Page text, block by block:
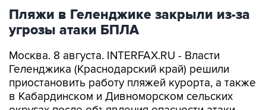
Пляжи в Геленджике закрыли из-за
угрозы атаки БПЛА
Москва. 8 августа. INTERFAX.RU - Власти
Геленджика (Краснодарский край) решили
приостановить работу пляжей курорта, а также
в Кабардинском и Дивноморском сельских